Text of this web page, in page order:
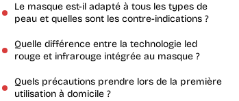
Le masque est-il adapté à tous les types de
peau et quelles sont les contre-indications ?
Quelle différence entre la technologie led
rouge et infrarouge intégrée au masque ?
Quels précautions prendre lors de la première
utilisation à domicile ?